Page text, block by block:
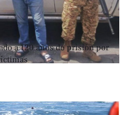
a 120 años de prisión por